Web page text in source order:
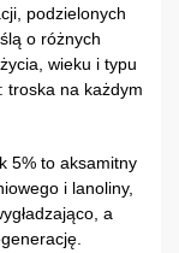
podzielonych
o różnych
wieku i typu
troska na każdym
5% to aksamitny
i lanoliny,
a